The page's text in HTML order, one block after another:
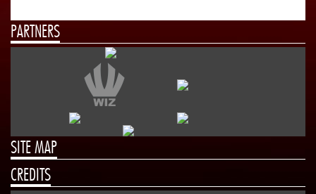
PARTNERS
SITE MAP
CREDITS